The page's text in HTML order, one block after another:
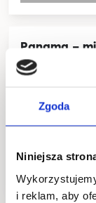
Zgoda
Niniejsza
i reklam, aby
Panama –
sypie, ale
18:00